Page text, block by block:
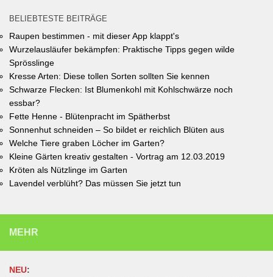
BELIEBTESTE BEITRÄGE
Raupen bestimmen - mit dieser App klappt's
Wurzelausläufer bekämpfen: Praktische Tipps gegen wilde
Sprösslinge
Kresse Arten: Diese tollen Sorten sollten Sie kennen
Schwarze Flecken: Ist Blumenkohl mit Kohlschwärze noch
essbar?
Fette Henne - Blütenpracht im Spätherbst
Sonnenhut schneiden – So bildet er reichlich Blüten aus
Welche Tiere graben Löcher im Garten?
Kleine Gärten kreativ gestalten - Vortrag am 12.03.2019
Kröten als Nützlinge im Garten
Lavendel verblüht? Das müssen Sie jetzt tun
MEHR
NEU: